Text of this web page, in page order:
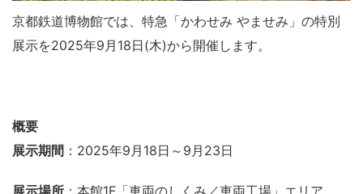
京都鉄道博物館では、特急「かわせみ やませみ」の特別
展示を2025年9月18日(木)から開催します。
概要
展示期間 ：2025年9月18日～9月23日
展示場所 ：本館1F「車両のしくみ／車両工場」エリア